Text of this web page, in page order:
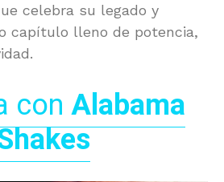
celebra su legado y
capítulo lleno de potencia,
con Alabama